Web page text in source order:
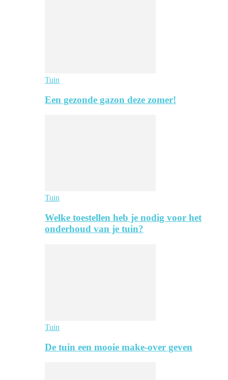
Tuin
Een gezonde gazon deze zomer!
Tuin
Welke toestellen heb je nodig voor het
onderhoud van je tuin?
Tuin
De tuin een mooie make-over geven